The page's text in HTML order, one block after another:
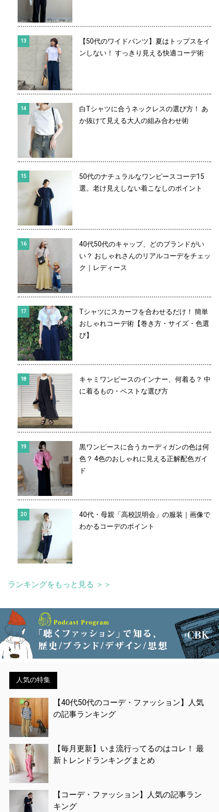
【50代のワイドパンツ】夏はトップスをイ
ンしない！ すっきり見える快適コーデ術
白Tシャツに合うネックレスの選び方！ あ
か抜けて見える大人の組み合わせ術
50代のナチュラルなワンピースコーデ15
選。老け見えしない着こなしのポイント
40代50代のキャップ、どのブランドがい
い？ おしゃれさんのリアルコーデをチェッ
ク｜レディース
Tシャツにスカーフを合わせるだけ！ 簡単
おしゃれコーデ術【巻き方・サイズ・色選
び】
キャミワンピースのインナー、何着る？ 中
に着るもの・ベストな選び方
黒ワンピースに合うカーディガンの色は何
色？ 4色のおしゃれに見える正解配色ガイ
ド
40代・母親「高校説明会」の服装｜画像で
わかるコーデのポイント
ランキングをもっと見る ＞＞
人気の特集
【40代50代のコーデ・ファッション】人気
の記事ランキング
【毎月更新】いま流行ってるのはコレ！ 最
新トレンドランキングまとめ
【コーデ・ファッション】人気の記事ラン
キング